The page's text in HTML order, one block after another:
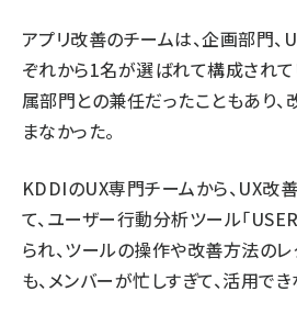
アプリ改善のチームは、企画部門、
ぞれから1名が選ばれて構成されて
属部門との兼任だったこともあり、
まなかった。
KDDIのUX専門チームから、UX改
て、ユーザー行動分析ツール「
られ、ツールの操作や改善方法の
も、メンバーが忙しすぎて、活用でき